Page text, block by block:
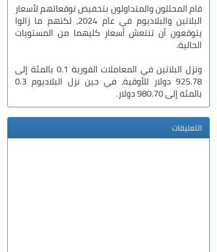
قام المحللون والمتداولون بتخفيض توقعاتهم لأسعار
البلاتين والبلاديوم في عام 2024، لكنهم ما زالوا
يتوقعون أن تنتعش أسعار كليهما من المستويات
الحالية.
ونزل البلاتين في المعاملات الفورية 0.1 بالمئة إلى
925.78 دولار للأوقية، في حين نزل البلاديوم 0.3
بالمئة إلى 980.70 دولار.
التعليقات